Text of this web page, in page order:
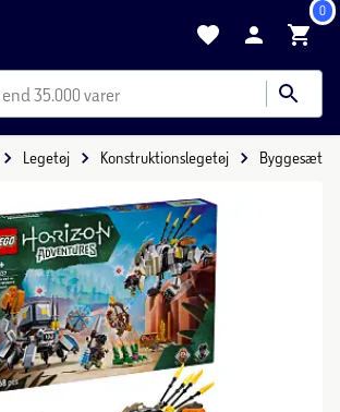
0
35.000 varer
Legetøj Konstruktionslegetøj Byggesæt